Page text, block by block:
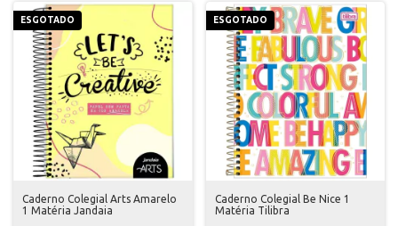
ESGOTADO
Caderno Colegial Arts Amarelo
1 Matéria Jandaia
ESGOTADO
Caderno Colegial Be Nice 1
Matéria Tilibra